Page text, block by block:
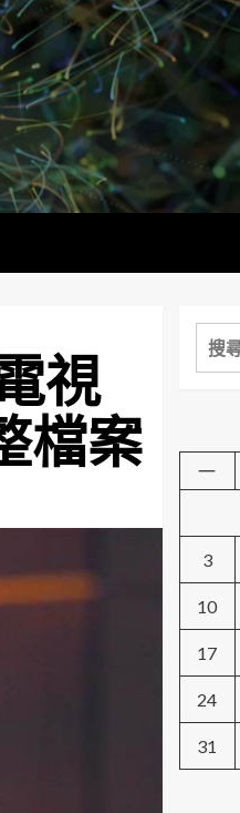
視
檔案
搜
尋
字:
一
3
10
17
24
31